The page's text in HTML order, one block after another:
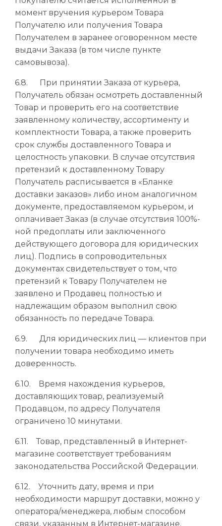
момент вручения курьером Товара
Получателю или получения Товара
Получателем в заранее оговоренном месте
выдачи Заказа (в том числе пункте
самовывоза).
6.8. При принятии Заказа от курьера,
Получатель обязан осмотреть доставленный
Товар и проверить его на соответствие
заявленному количеству, ассортименту и
комплектности Товара, а также проверить
срок службы доставленного Товара и
целостность упаковки. В случае отсутствия
претензий к доставленному Товару
Получатель расписывается в «Бланке
доставки заказов» либо ином аналогичном
документе, предоставляемом курьером, и
оплачивает Заказ (в случае отсутствия 100%-
ной предоплаты или заключенного
действующего договора для юридических
лиц). Подпись в сопроводительных
документах свидетельствует о том, что
претензий к Товару Получателем не
заявлено и Продавец полностью и
надлежащим образом выполнил свою
обязанность по передаче Товара.
6.9. Для юридических лиц — клиентов при
получении товара необходимо иметь
доверенность.
6.10. Время нахождения курьеров,
доставляющих товар, реализуемый
Продавцом, по адресу Получателя
ограничено 10 минутами.
6.11. Товар, представленный в Интернет-
магазине соответствует требованиям
законодательства Российской Федерации.
6.12. Уточнить дату, время и при
необходимости маршрут доставки, можно у
оператора/менеджера, любым способом
связи, указанным в Интернет-магазине.